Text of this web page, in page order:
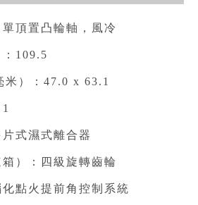
頂置凸輪軸，風冷
109.5⁣
米）：47.0 x 63.1⁣
式濕式離合器⁣
）：四級旋轉齒輪⁣
點火提前角控制系統